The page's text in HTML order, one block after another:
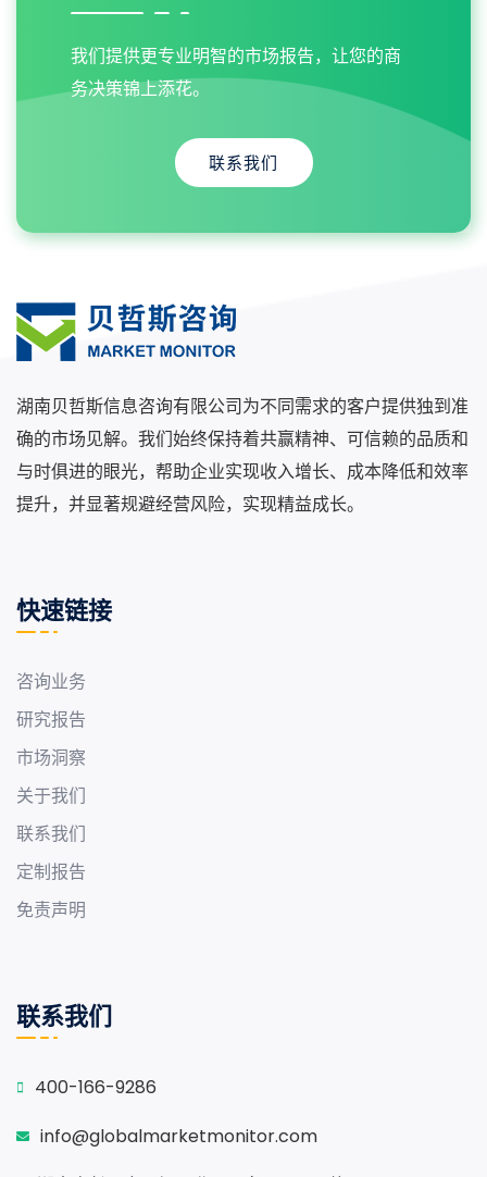
我们提供更专业明智的市场报告，让您的商
务决策锦上添花。
联系我们
湖南贝哲斯信息咨询有限公司为不同需求的客户提供独到准
确的市场见解。我们始终保持着共赢精神、可信赖的品质和
与时俱进的眼光，帮助企业实现收入增长、成本降低和效率
提升，并显著规避经营风险，实现精益成长。
快速链接
咨询业务
研究报告
市场洞察
关于我们
联系我们
定制报告
免责声明
联系我们
400-166-9286
info@globalmarketmonitor.com